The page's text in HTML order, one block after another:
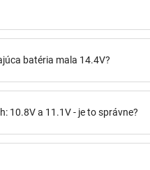
batéria mala 14.4V?
10.8V a 11.1V - je to správne?